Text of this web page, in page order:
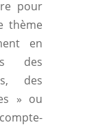
pour
thème
en
des
des
» ou